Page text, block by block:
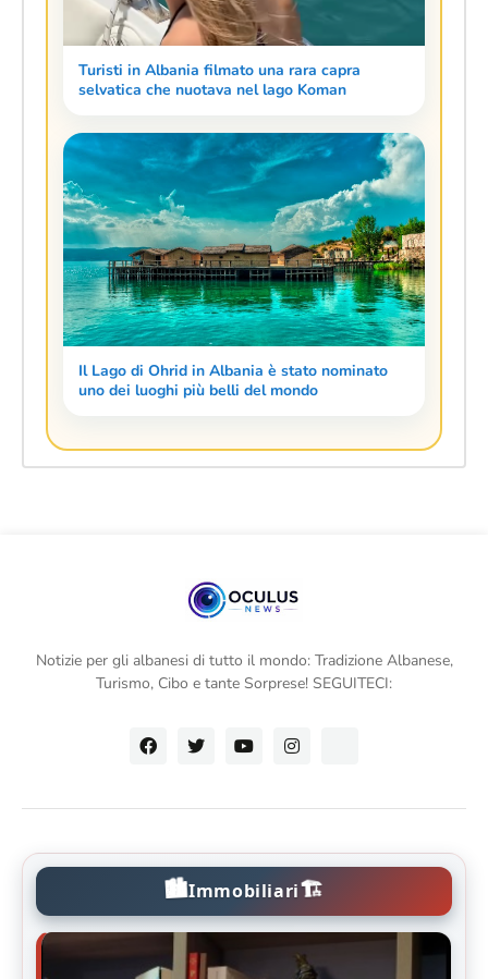
Turisti in Albania filmato una rara capra
selvatica che nuotava nel lago Koman
Il Lago di Ohrid in Albania è stato nominato
uno dei luoghi più belli del mondo
Notizie per gli albanesi di tutto il mondo: Tradizione Albanese,
Turismo, Cibo e tante Sorprese! SEGUITECI:
🏙️Immobiliari🏗️